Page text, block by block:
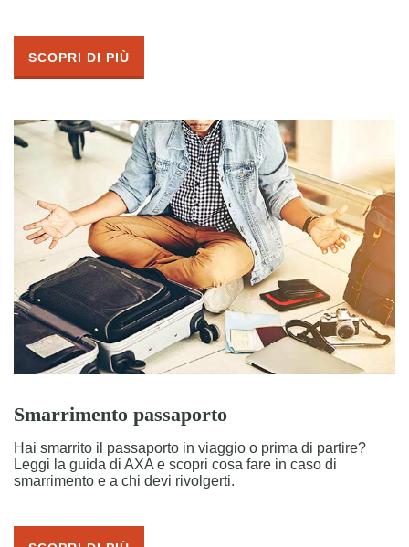
SCOPRI DI PIÙ
Smarrimento passaporto
Hai smarrito il passaporto in viaggio o prima di partire?
Leggi la guida di AXA e scopri cosa fare in caso di
smarrimento e a chi devi rivolgerti.